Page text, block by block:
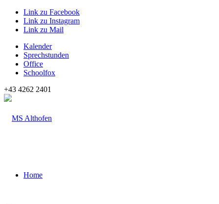
Link zu Facebook
Link zu Instagram
Link zu Mail
Kalender
Sprechstunden
Office
Schoolfox
+43 4262 2401
Home